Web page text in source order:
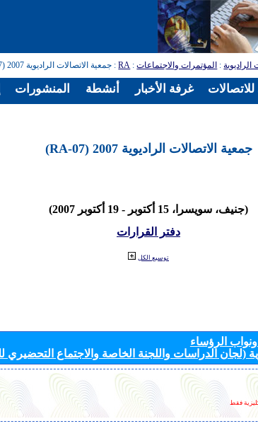
الراديوية: المؤتمرات والاجتماعات:
RA: جمعية الاتصالات الراديوية 2007 (RA-07)
جمعية الاتصالات الراديوية 2007 (RA-07)
(جنيف، سويسرا، 15 أكتوبر - 19 أكتوبر 2007)
دفتر القرارات
توسيع الكل
الرؤساء
(لجان الدراسات واللجنة الخاصة والاجتماع التحضيري
فقط
المنشورات أنشطة غرفة الأخبار